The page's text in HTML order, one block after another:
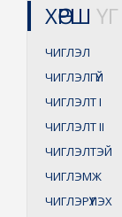
ХӨРШ ҮГ
ЧИГЛЭЛ
ЧИГЛЭЛГҮЙ
ЧИГЛЭЛТI
ЧИГЛЭЛТII
ЧИГЛЭЛТЭЙ
ЧИГЛЭМЖ
ЧИГЛЭРҮҮЛЭХ